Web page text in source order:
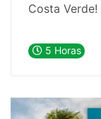
Costa
ocultas de
Brasil.
¡Este es el
5 Horas